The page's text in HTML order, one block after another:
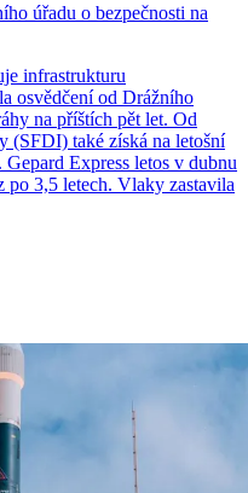
úřadu o bezpečnosti na
infrastrukturu
osvědčení od Drážního
na příštích pět let. Od
(SFDI) také získá na letošní
Express letos v dubnu
3,5 letech. Vlaky zastavila